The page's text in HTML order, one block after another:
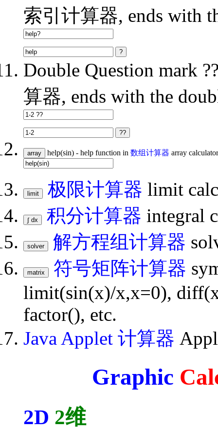
索引计算器, ends with
Double Question mark
算器, ends with the
help(sin) - help function in 数组计算器 array
极限计算器 limit
积分计算器 integral
解方程组计算器
符号矩阵计算器
limit(sin(x)/x,x=0),
factor(), etc.
Java Applet 计算器
Graphic
2D 2维